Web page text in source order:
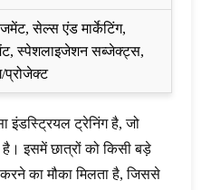
सेल्स एंड मार्केटिंग,
स्पेशलाइजेशन सब्जेक्ट्स,
प्रोजेक्ट
इंडस्ट्रियल ट्रेनिंग है, जो
इसमें छात्रों को किसी बड़े
का मौका मिलता है, जिससे